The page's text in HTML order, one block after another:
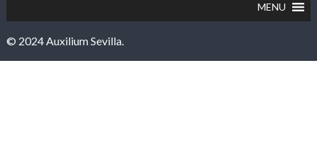
© 2024 Auxilium Sevilla.